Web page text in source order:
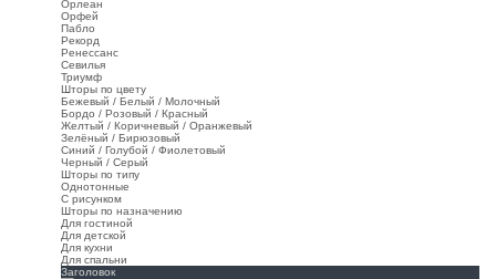
Орлеан
Орфей
Пабло
Рекорд
Ренессанс
Севилья
Триумф
Шторы по цвету
Бежевый / Белый / Молочный
Бордо / Розовый / Красный
Желтый / Коричневый / Оранжевый
Зелёный / Бирюзовый
Синий / Голубой / Фиолетовый
Черный / Серый
Шторы по типу
Однотонные
С рисунком
Шторы по назначению
Для гостиной
Для детской
Для кухни
Для спальни
Заголовок